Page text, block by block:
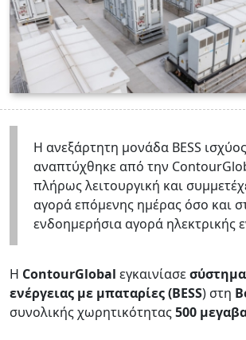
Η ανεξάρτητη μονάδα BESS
αναπτύχθηκε από την
πλήρως λειτουργική και
αγορά επόμενης ημέρας όσο και
ενδοημερήσια αγορά ηλεκτρικής
Η ContourGlobal εγκαινίασε
ενέργειας με μπαταρίες (BESS) στη
συνολικής χωρητικότητας500